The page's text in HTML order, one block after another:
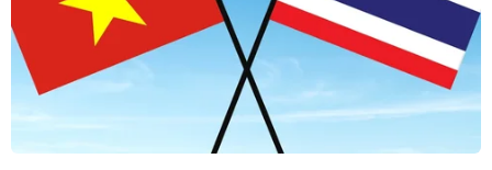
chay kế hoạch bỏ phiếu bầu Tổng thống, trong khi yêu
cầu phải có tối thiểu 2/3 số nghị sỹ có mặt.